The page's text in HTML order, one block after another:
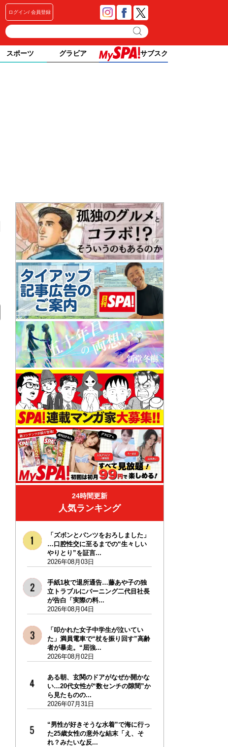
ログイン 会員登録
スポーツ グラビア サブスク
24時間更新
人気ランキング
「ズボンとパンツをおろしました」
…口腔性交に至るまでの“生々しい
やりとり”を証言...
2026年08月03日
手紙1枚で退所通告…藤あや子の独
立トラブルにバーニング二代目社長
が告白「実際の料...
2026年08月04日
「叩かれた女子中学生が泣いてい
た」満員電車で“杖を振り回す”高齢
者が暴走。“屈強...
2026年08月02日
ある朝、玄関のドアがなぜか開かな
い…20代女性が“数センチの隙間”か
ら見たものの...
2026年07月31日
“男性が好きそうな水着”で海に行っ
た25歳女性の意外な結末「え、そ
れ？みたいな反...